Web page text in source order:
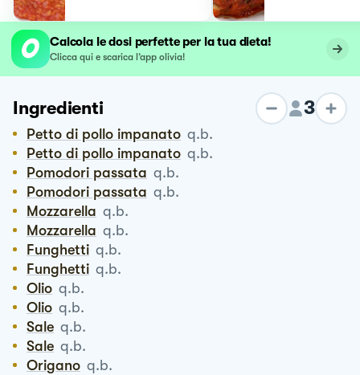
Calcola le dosi perfette per la tua dieta!
Clicca qui e scarica l’app olivia!
Ingredienti 3
Petto di pollo impanato q.b.
Petto di pollo impanato q.b.
Pomodori passata q.b.
Pomodori passata q.b.
Mozzarella q.b.
Mozzarella q.b.
Funghetti q.b.
Funghetti q.b.
Olio q.b.
Olio q.b.
Sale q.b.
Sale q.b.
Origano q.b.